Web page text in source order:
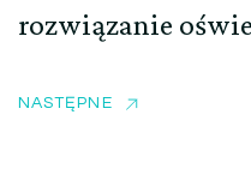
rozwiązanie
NASTĘPNE